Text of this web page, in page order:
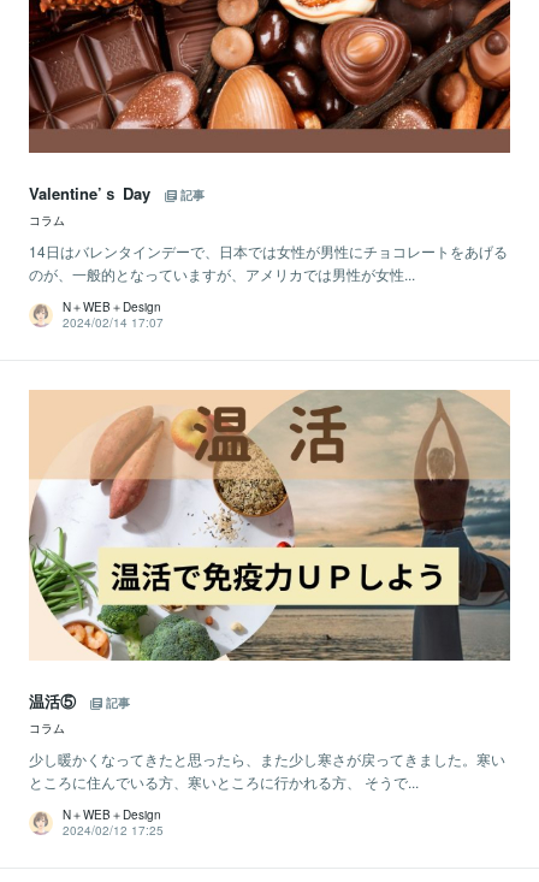
Valentine’ｓ Day
記事
コラム
14日はバレンタインデーで、日本では女性が男性にチョコレートをあげる
のが、一般的となっていますが、アメリカでは男性が女性...
N＋WEB＋Design
2024/02/14 17:07
温活⑤
記事
コラム
少し暖かくなってきたと思ったら、また少し寒さが戻ってきました。寒い
ところに住んでいる方、寒いところに行かれる方、 そうで...
N＋WEB＋Design
2024/02/12 17:25